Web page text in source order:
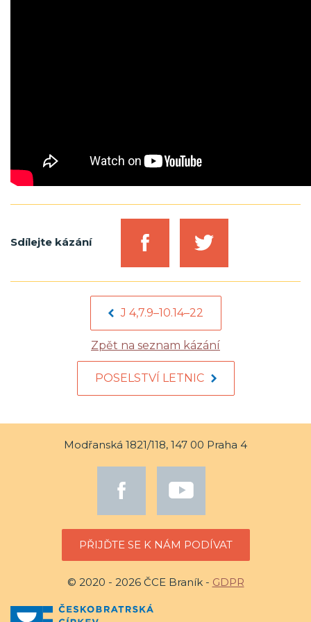
Sdílejte kázání
J 4,7.9–10.14–22
Zpět na seznam kázání
POSELSTVÍ LETNIC
Modřanská 1821/118, 147 00 Praha 4
PŘIJĎTE SE K NÁM PODÍVAT
© 2020 - 2026 ČCE Braník - GDPR